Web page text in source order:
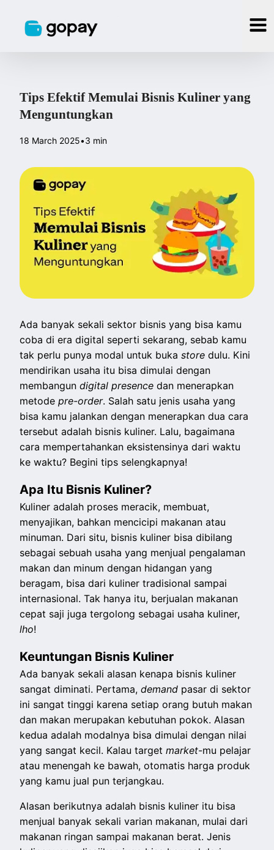
Tips Efektif Memulai Bisnis Kuliner yang
Menguntungkan
18 March 2025•3 min
Ada banyak sekali sektor bisnis yang bisa kamu
coba di era digital seperti sekarang, sebab kamu
tak perlu punya modal untuk bukastoredulu. Kini
mendirikan usaha itu bisa dimulai dengan
membangundigital presence dan menerapkan
metodepre-order. Salah satu jenis usaha yang
bisa kamu jalankan dengan menerapkan dua cara
tersebut adalah bisnis kuliner. Lalu, bagaimana
cara mempertahankan eksistensinya dari waktu
ke waktu? Begini tips selengkapnya!
Apa Itu Bisnis Kuliner?
Kuliner adalah proses meracik, membuat,
menyajikan, bahkan mencicipi makanan atau
minuman. Dari situ, bisnis kuliner bisa dibilang
sebagai sebuah usaha yang menjual pengalaman
makan dan minum dengan hidangan yang
beragam, bisa dari kuliner tradisional sampai
internasional. Tak hanya itu, berjualan makanan
cepat saji juga tergolong sebagai usaha kuliner,
lho!
Keuntungan Bisnis Kuliner
Ada banyak sekali alasan kenapa bisnis kuliner
sangat diminati. Pertama,demand pasar di sektor
ini sangat tinggi karena setiap orang butuh makan
dan makan merupakan kebutuhan pokok. Alasan
kedua adalah modalnya bisa dimulai dengan nilai
yang sangat kecil. Kalau targetmarket-mu pelajar
atau menengah ke bawah, otomatis harga produk
yang kamu jual pun terjangkau.
Alasan berikutnya adalah bisnis kuliner itu bisa
menjual banyak sekali varian makanan, mulai dari
makanan ringan sampai makanan berat. Jenis